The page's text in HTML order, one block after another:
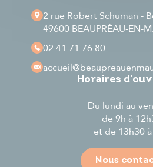
2 rue Robert Schuman -
49600 BEAUPRÉAU-EN-
02 41 71 76 80
accueil
Horaires
Du lundi au
de 9h à
et de 13h30
Nous